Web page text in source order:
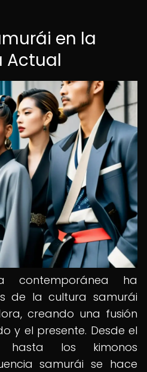
en la
Actual
contemporánea ha
de la cultura samurái
creando una fusión
y el presente. Desde el
hasta los kimonos
samurái se hace